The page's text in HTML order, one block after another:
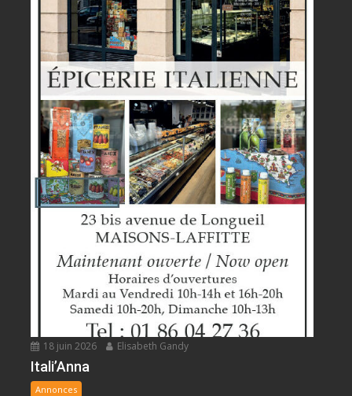
18 juin 2026 Elisabeth Gandy
Itali’Anna
Annonces